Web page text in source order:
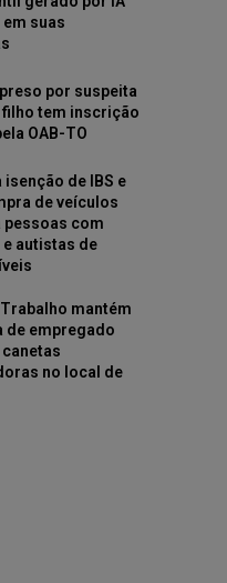
suas
por suspeita
filho tem inscrição
OAB-TO
isenção de IBS e
de veículos
pessoas com
autistas de
mantém
de empregado
no local de